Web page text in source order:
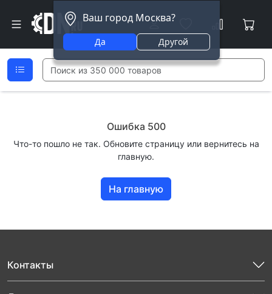
Ваш город Москва?
Да Другой
Ошибка 500
Что-то пошло не так. Обновите страницу или вернитесь на
главную.
На главную
Контакты